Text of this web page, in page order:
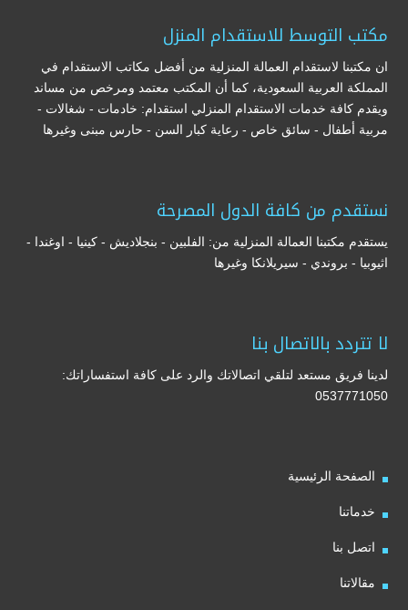
مكتب التوسط للاستقدام المنزل
ان مكتبنا لاستقدام العمالة المنزلية من أفضل مكاتب الاستقدام في
المملكة العربية السعودية، كما أن المكتب معتمد ومرخص من مساند
ويقدم كافة خدمات الاستقدام المنزلي استقدام: خادمات - شغالات -
مربية أطفال - سائق خاص - رعاية كبار السن - حارس مبنى وغيرها
نستقدم من كافة الدول المصرحة
يستقدم مكتبنا العمالة المنزلية من: الفلبين - بنجلاديش - كينيا - اوغندا -
اثيوبيا - بروندي - سيريلانكا وغيرها
لا تتردد بالاتصال بنا
لدينا فريق مستعد لتلقي اتصالاتك والرد على كافة استفساراتك:
0537771050
الصفحة الرئيسية
خدماتنا
اتصل بنا
مقالاتنا